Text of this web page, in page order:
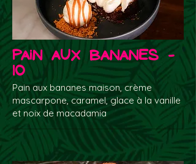
Pain aux bananes -
10
Pain aux bananes maison, crème
mascarpone, caramel, glace à la vanille
et noix de macadamia